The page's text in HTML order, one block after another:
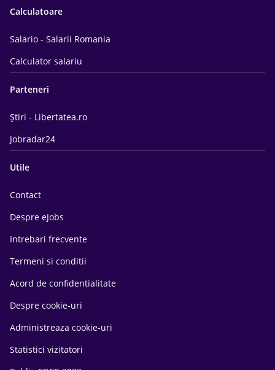
Calculatoare
Salario - Salarii Romania
Calculator salariu
Parteneri
Știri - Libertatea.ro
Jobradar24
Utile
Contact
Despre eJobs
Intrebari frecvente
Termeni si conditii
Acord de confidentialitate
Despre cookie-uri
Administreaza cookie-uri
Statistici vizitatori